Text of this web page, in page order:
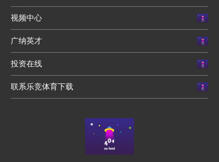
视频中心
广纳英才
投资在线
联系乐竞体育下载